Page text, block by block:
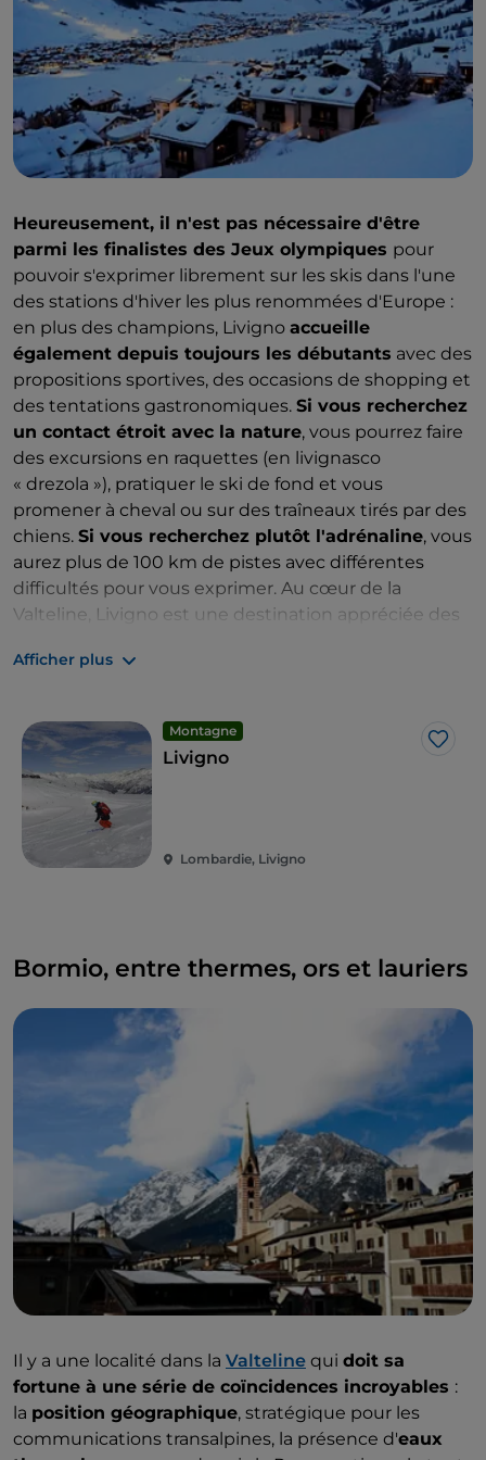
Heureusement, il n'est pas nécessaire d'être
parmi les finalistes des Jeux olympiques pour
pouvoir s'exprimer librement sur les skis dans l'une
des stations d'hiver les plus renommées d'Europe :
en plus des champions, Livigno accueille
également depuis toujours les débutants avec des
propositions sportives, des occasions de shopping et
des tentations gastronomiques. Si vous recherchez
un contact étroit avec la nature, vous pourrez faire
des excursions en raquettes (en livignasco
« drezola »), pratiquer le ski de fond et vous
promener à cheval ou sur des traîneaux tirés par des
chiens. Si vous recherchez plutôt l'adrénaline, vous
aurez plus de 100 km de pistes avec différentes
difficultés pour vous exprimer. Au cœur de la
Valteline, Livigno est une destination appréciée des
dérouleront les compétitions de ski freestyle et,
peut également être considérée comme un énorme
magasin de luxe en haute altitude : dans ses plus
de250 magasins, vous pourrez faire des
Afficher plus
Montagne
Livigno
Lombardie, Livigno
Bormio, entre thermes, ors et lauriers
Il y a une localité dans la Valteline qui doit sa
fortune à une série de coïncidences incroyables :
la position géographique, stratégique pour les
communications transalpines, la présence d'eaux